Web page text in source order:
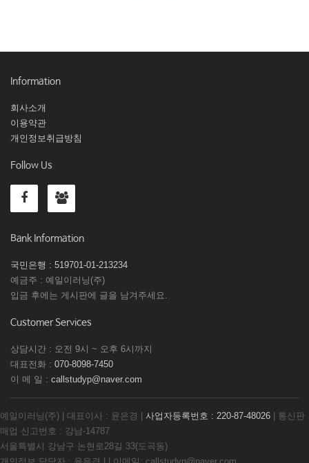
Information
회사소개
이용약관
개인정보취급방침
Follow Us
Bank Information
국민은행 : 519701-01-213234
예금주 : 예일이러닝(주)
입금 후에는 게시판에 글을 남겨주세요.
Customer Services
상담시간 : 오전 9시 ~ 오후 6시까지
대표전화 : 070-8098-7450
이 메 일 : callstudyp@naver.com
예일이러닝(주) | 대표이사 : 윤은경 | 사업자등록번호 : 220-87-48026 | 통신판
매업 신고번호 : 강남-14787
서울특별시 강남구 논현로28길 33(도곡동)
개인정보 담당자 : 윤은경 | | 이메일: callstudyp@naver.com